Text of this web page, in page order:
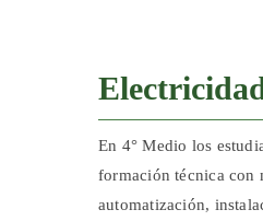
En 4° Medio los
formación técnica con
automatización,